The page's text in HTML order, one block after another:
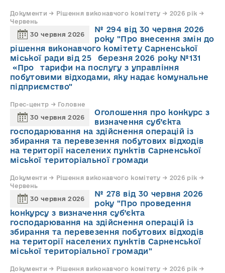
Документи → Рішення виконавчого комітету → 2026 рік →
Червень
30 червня 2026
№ 294 від 30 червня 2026
року "Про внесення змін до
рішення виконавчого комітету Сарненської
міської ради від 25 березня 2026 року №131
«Про тарифи на послугу з управління
побутовими відходами, яку надає комунальне
підприємство"
Прес-центр → Головне
30 червня 2026
Оголошення про конкурс з
визначення суб’єкта
господарювання на здійснення операцій із
збирання та перевезення побутових відходів
на території населених пунктів Сарненської
міської територіальної громади
Документи → Рішення виконавчого комітету → 2026 рік →
Червень
30 червня 2026
№ 278 від 30 червня 2026
року "Про проведення
конкурсу з визначення суб’єкта
господарювання на здійснення операцій із
збирання та перевезення побутових відходів
на території населених пунктів Сарненської
міської територіальної громади"
Документи → Рішення виконавчого комітету → 2026 рік →